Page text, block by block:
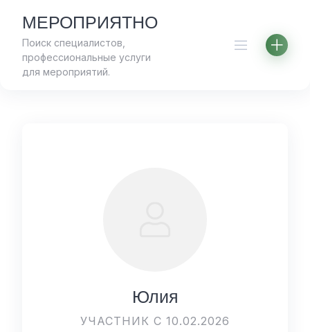
content
МЕРОПРИЯТНО
Поиск специалистов,
профессиональные услуги
для мероприятий.
Юлия
УЧАСТНИК С 10.02.2026